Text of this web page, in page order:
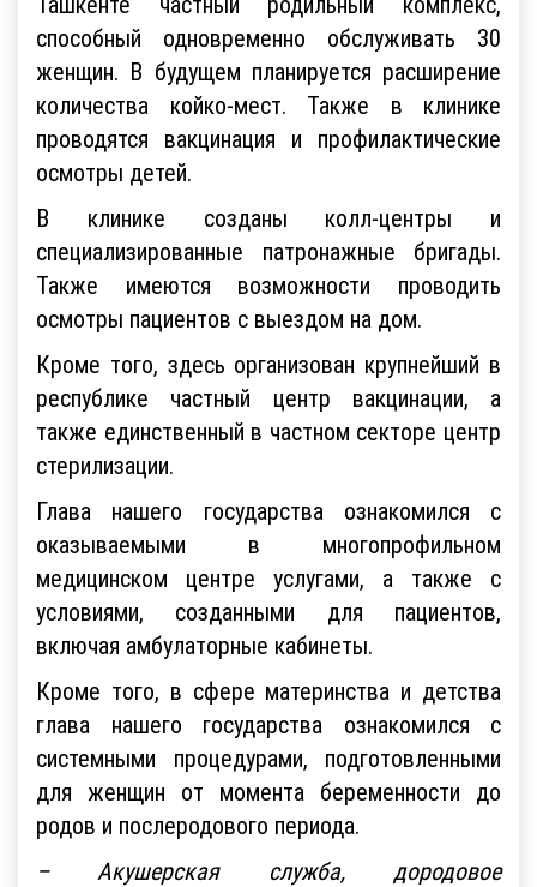
способный одновременно обслуживать 30
женщин. В будущем планируется расширение
количества койко-мест. Также в клинике
проводятся вакцинация и профилактические
осмотры детей.
В клинике созданы колл-центры и
специализированные патронажные бригады.
Также имеются возможности проводить
осмотры пациентов с выездом на дом.
Кроме того, здесь организован крупнейший в
республике частный центр вакцинации, а
также единственный в частном секторе центр
стерилизации.
Глава нашего государства ознакомился с
оказываемыми в многопрофильном
медицинском центре услугами, а также с
условиями, созданными для пациентов,
включая амбулаторные кабинеты.
Кроме того, в сфере материнства и детства
глава нашего государства ознакомился с
системными процедурами, подготовленными
для женщин от момента беременности до
родов и послеродового периода.
­– Акушерская служба, дородовое